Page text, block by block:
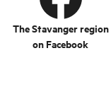
The Stavanger region
on Facebook